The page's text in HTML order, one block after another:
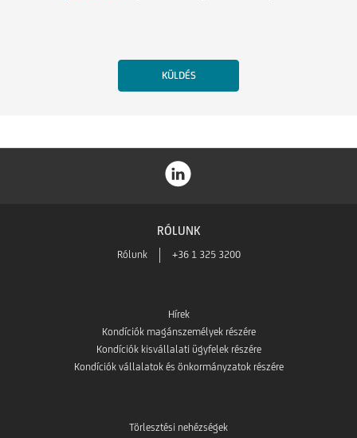
RÓLUNK
Rólunk +36 1 325 3200
Hírek
Kondíciók magánszemélyek részére
Kondíciók kisvállalati ügyfelek részére
Kondíciók vállalatok és önkormányzatok részére
Törlesztési nehézségek